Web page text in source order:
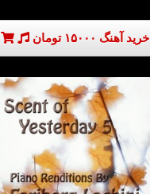
خرید آهنگ ۱۵۰۰۰ تومان